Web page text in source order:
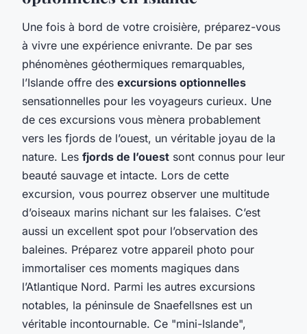
Une fois à bord de votre croisière, préparez-vous
à vivre une expérience enivrante. De par ses
phénomènes géothermiques remarquables,
l’Islande offre des excursions optionnelles
sensationnelles pour les voyageurs curieux. Une
de ces excursions vous mènera probablement
vers les fjords de l’ouest, un véritable joyau de la
nature. Les fjords de l’ouest sont connus pour leur
beauté sauvage et intacte. Lors de cette
excursion, vous pourrez observer une multitude
d’oiseaux marins nichant sur les falaises. C’est
aussi un excellent spot pour l’observation des
baleines. Préparez votre appareil photo pour
immortaliser ces moments magiques dans
l’Atlantique Nord. Parmi les autres excursions
notables, la péninsule de Snaefellsnes est un
véritable incontournable. Ce "mini-Islande",